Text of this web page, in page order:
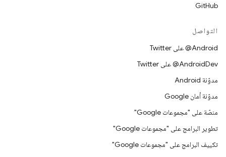
GitHub
التواصل
‎@Android على Twitter
‎@AndroidDev على Twitter
مدوّنة Android
مدوّنة أمان Google
منصّة على "مجموعات Google"
تطوير البرامج على "مجموعات Google"
تكييف البرامج على "مجموعات Google"